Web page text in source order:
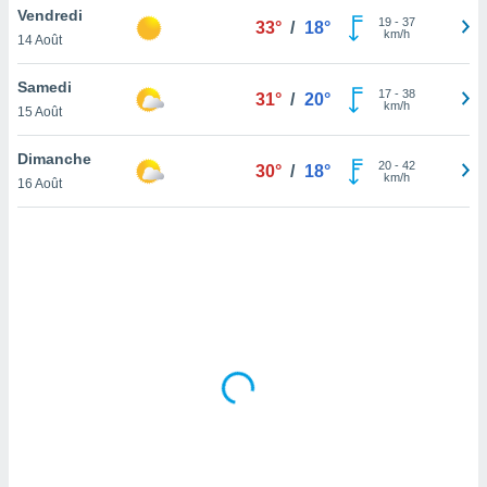
en
de
Vendredi
14 Août
33° / 18° 19- 37
km/h
Samedi
15 Août
31° / 20° 17- 38
km/h
Dimanche
16 Août
30° / 18° 20- 42
km/h